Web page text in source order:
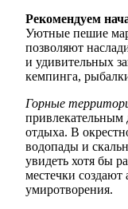
Рекомендуем
Уютные пешие
позволяют
и удивительных
кемпинга,
Горные
привлекательным
отдыха. В
водопады и
увидеть хотя бы
местечки
умиротворения.